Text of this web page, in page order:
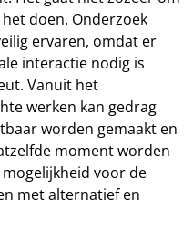
doen. Onderzoek
ervaren, omdat er
interactie nodig is
Vanuit het
werken kan gedrag
worden gemaakt en
moment worden
voor de
met alternatief en